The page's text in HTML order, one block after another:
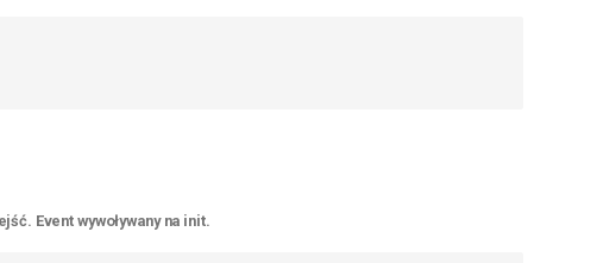
Event wywoływany na init.